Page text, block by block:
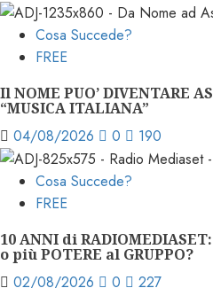
Cosa Succede?
FREE
Il NOME PUO’ DIVENTARE
“MUSICA ITALIANA”
04/08/2026 0 190
Cosa Succede?
FREE
10 ANNI di
o più POTERE al GRUPPO?
02/08/2026 0 227